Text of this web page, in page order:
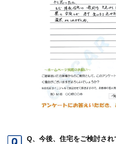
Q、今後、住宅をご検討さ